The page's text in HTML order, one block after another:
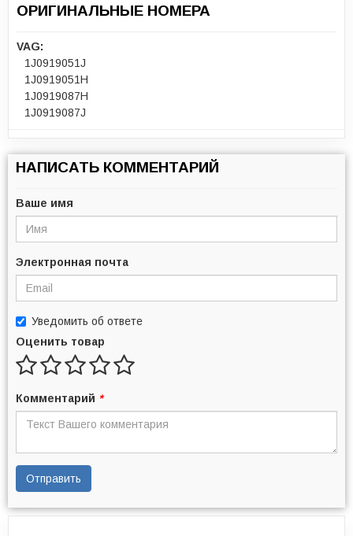
ОРИГИНАЛЬНЫЕ НОМЕРА
VAG:
1J0919051J
1J0919051H
1J0919087H
1J0919087J
НАПИСАТЬ КОММЕНТАРИЙ
Ваше имя
Электронная почта
Уведомить об ответе
Оценить товар
Комментарий *
Отправить